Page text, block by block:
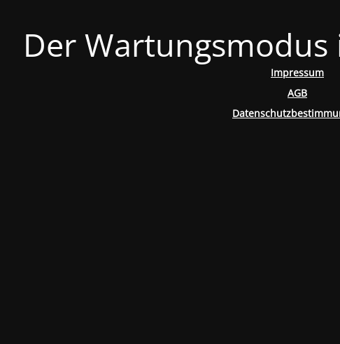
Der
Impressum
AGB